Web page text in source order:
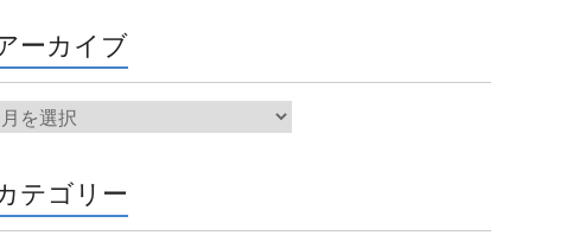
ーカイブ
テゴリー